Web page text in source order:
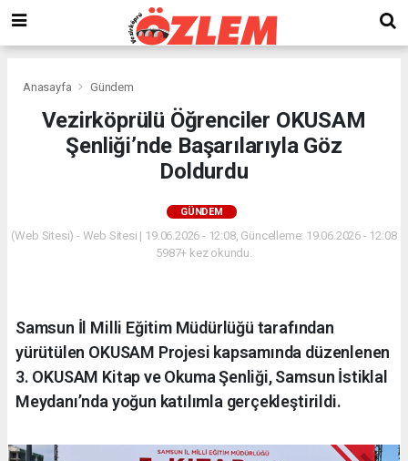
Anasayfa Gündem
Vezirköprülü Öğrenciler OKUSAM
Şenliği’nde Başarılarıyla Göz
Doldurdu
GÜNDEM
(Web Sitesi) - Web Sitesi | 19.06.2026 - 12:08, Güncelleme: 19.06.2026 - 12:08
5987+ kez okundu.
Samsun İl Milli Eğitim Müdürlüğü tarafından
yürütülen OKUSAM Projesi kapsamında düzenlenen
3. OKUSAM Kitap ve Okuma Şenliği, Samsun İstiklal
Meydanı’nda yoğun katılımla gerçekleştirildi.